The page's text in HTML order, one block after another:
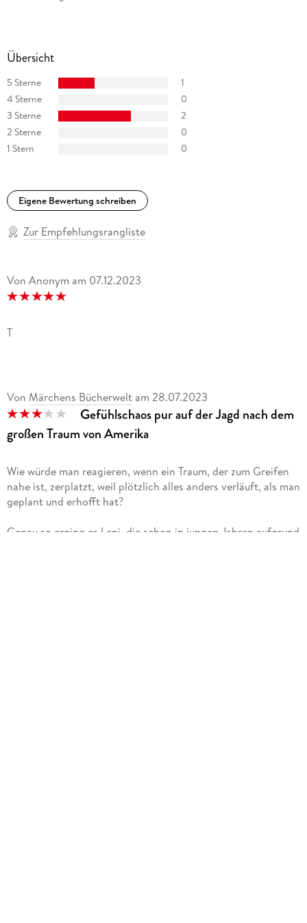
Übersicht
5 Sterne
1
4 Sterne
0
3 Sterne
2
2 Sterne
0
1 Stern
0
Eigene Bewertung schreiben
Zur Empfehlungsrangliste
Von Anonym am 07.12.2023
T
Von Märchens Bücherwelt am 28.07.2023
Gefühlschaos pur auf der Jagd nach dem
großen Traum von Amerika
Wie würde man reagieren, wenn ein Traum, der zum Greifen
nahe ist, zerplatzt, weil plötzlich alles anders verläuft, als man
geplant und erhofft hat?
Genau so erging es Leni, die schon in jungen Jahren aufgrund